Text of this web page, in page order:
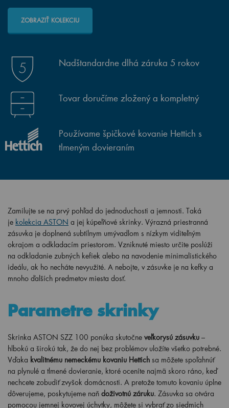
ZOBRAZIŤ KOLEKCIU
Nadštandardne dlhá záruka 5 rokov
Tovar doručíme zložený a kompletný
Používame špičkové kovanie Hettich s
tlmeným dovieraním
Zamilujte se na prvý pohľad do jednoduchosti a jemnosti. Taká
je kolekcia ASTON a jej kúpeľňové skrinky. Výrazná priestranná
zásuvka je doplnená subtílnym umývadlom s nízkym viditeľným
okrajom a odkladacím priestorom. Vzniknuté miesto určite poslúži
na odkladanie zubných kefiek alebo na navodenie minimalistického
ideálu, ak ho necháte nevyužité. A nebojte, v zásuvke je na kefky a
mnoho ďalších predmetov miesta dosť.
Parametre skrinky
Skrinka ASTON SZZ 100 ponúka skutočne veľkorysú zásuvku –
hlbokú a širokú tak, že do nej bez problémov uložíte všetko potrebné.
Vďaka kvalitnému nemeckému kovaniu Hettich sa môžete spoľahnúť
na plynulé a tlmené dovieranie, ktoré oceníte najmä skoro ráno, keď
nechcete zobudiť zvyšok domácnosti. A pretože tomuto kovaniu úplne
dôverujeme, poskytujeme naň doživotnú záruku. Zásuvka sa otvára
pomocou jemnej kovovej úchytky, môžete si vybrať zo siedmich